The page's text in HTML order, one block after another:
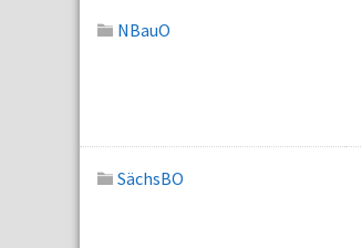
NBauO
SächsBO